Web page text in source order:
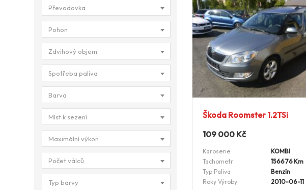
Převodovka
Pohon
Zdvihový objem
Spotřeba paliva
Barva
Míst k sezení
Maximální výkon
Počet válců
Typ barvy
Škoda Roomster 1.2TSi
109 000 Kč
Karoserie
KOMBI
Tachometr
156676 Km
Typ Paliva
Benzín
Roky Výroby
2010-06-11